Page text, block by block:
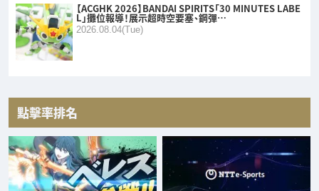
【ACGHK 2026】BANDAI SPIRITS「30 MINUTES LABE
L」攤位報導！展示超時空要塞、鋼彈…
2026.08.04(Tue)
點擊率排名